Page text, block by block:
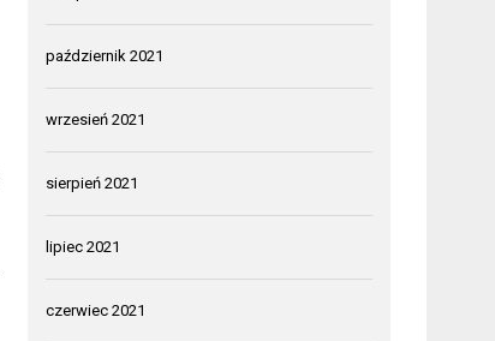
październik 2021
wrzesień 2021
sierpień 2021
lipiec 2021
czerwiec 2021